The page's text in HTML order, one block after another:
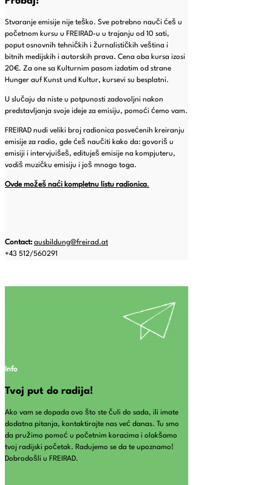
Stvaranje emisije nije teško. Sve potrebno nauči ćeš u
početnom kursu u FREIRAD-u u trajanju od 10 sati,
poput osnovnih tehničkih i žurnalističkih veština i
bitnih medijskih i autorskih prava. Cena oba kursa izosi
20€. Za one sa Kulturnim pasom izdatim od strane
Hunger auf Kunst und Kultur, kursevi su besplatni.
U slučaju da niste u potpunosti zadovoljni nakon
predstavljanja svoje ideje za emisiju, pomoći ćemo vam.
FREIRAD nudi veliki broj radionica posvećenih kreiranju
emisije za radio, gde ćeš naučiti kako da: govoriš u
emisiji i intervjuišeš, edituješ emisije na kompjuteru,
vodiš muzičku emisiju i još mnogo toga.
Ovde možeš naći kompletnu listu radionica.
Contact: ausbildung@freirad.at
+43 512/560291
Info
Tvoj put do radija!
Ako vam se dopada ovo što ste čuli do sada, ili imate
dodatna pitanja, kontaktirajte nas već danas. Tu smo
da pružimo pomoć u početnim koracima i olakšamo
tvoj radijski početak. Radujemo se da te upoznamo!
Dobrodošli u FREIRAD.